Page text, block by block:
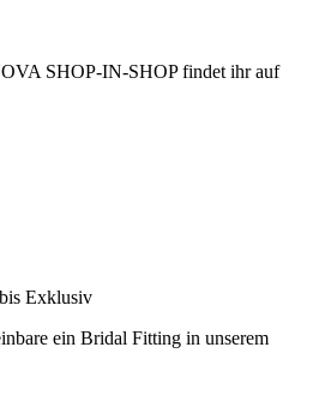
SHOP-IN-SHOP findet ihr auf
Exklusiv
ein Bridal Fitting in unserem